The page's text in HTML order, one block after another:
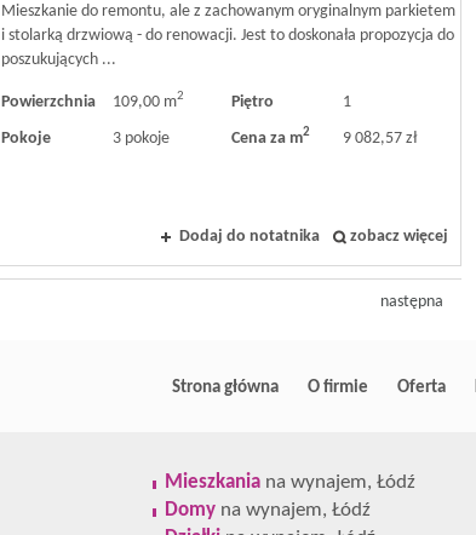
Mieszkanie do remontu, ale z zachowanym oryginalnym parkietem
i stolarką drzwiową - do renowacji. Jest to doskonała propozycja do
poszukujących ...
Powierzchnia 109,00 m2 Piętro
1
Pokoje
3 pokoje Cena za m2 9 082,57 zł
Dodaj do notatnika zobacz więcej
następna
Strona główna O firmie Oferta
Mieszkania na wynajem, Łódź
Domy na wynajem, Łódź